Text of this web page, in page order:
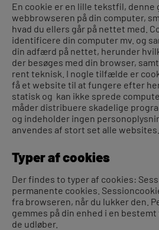
En cookie er en lille tekstfil, denne
webbrowseren på din computer,
hvad du ellers går på nettet med.
identificere din computer mv. og
din adfærd på nettet, herunder
der besøges med din browser,
rent teknisk. I nogle tilfælde er
få et website til at fungere efter
statisk og kan ikke sprede
måder distribuere skadelige
og indeholder ingen
anvendes af stort set alle websites.
Typer af cookies
Der findes to typer af cookies:
permanente cookies.
fra browseren, når du lukker den.
gemmes på din enhed i en
de udløber.